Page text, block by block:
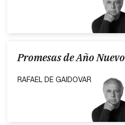
Promesas de Año Nuevo
RAFAEL DE GAIDOVAR